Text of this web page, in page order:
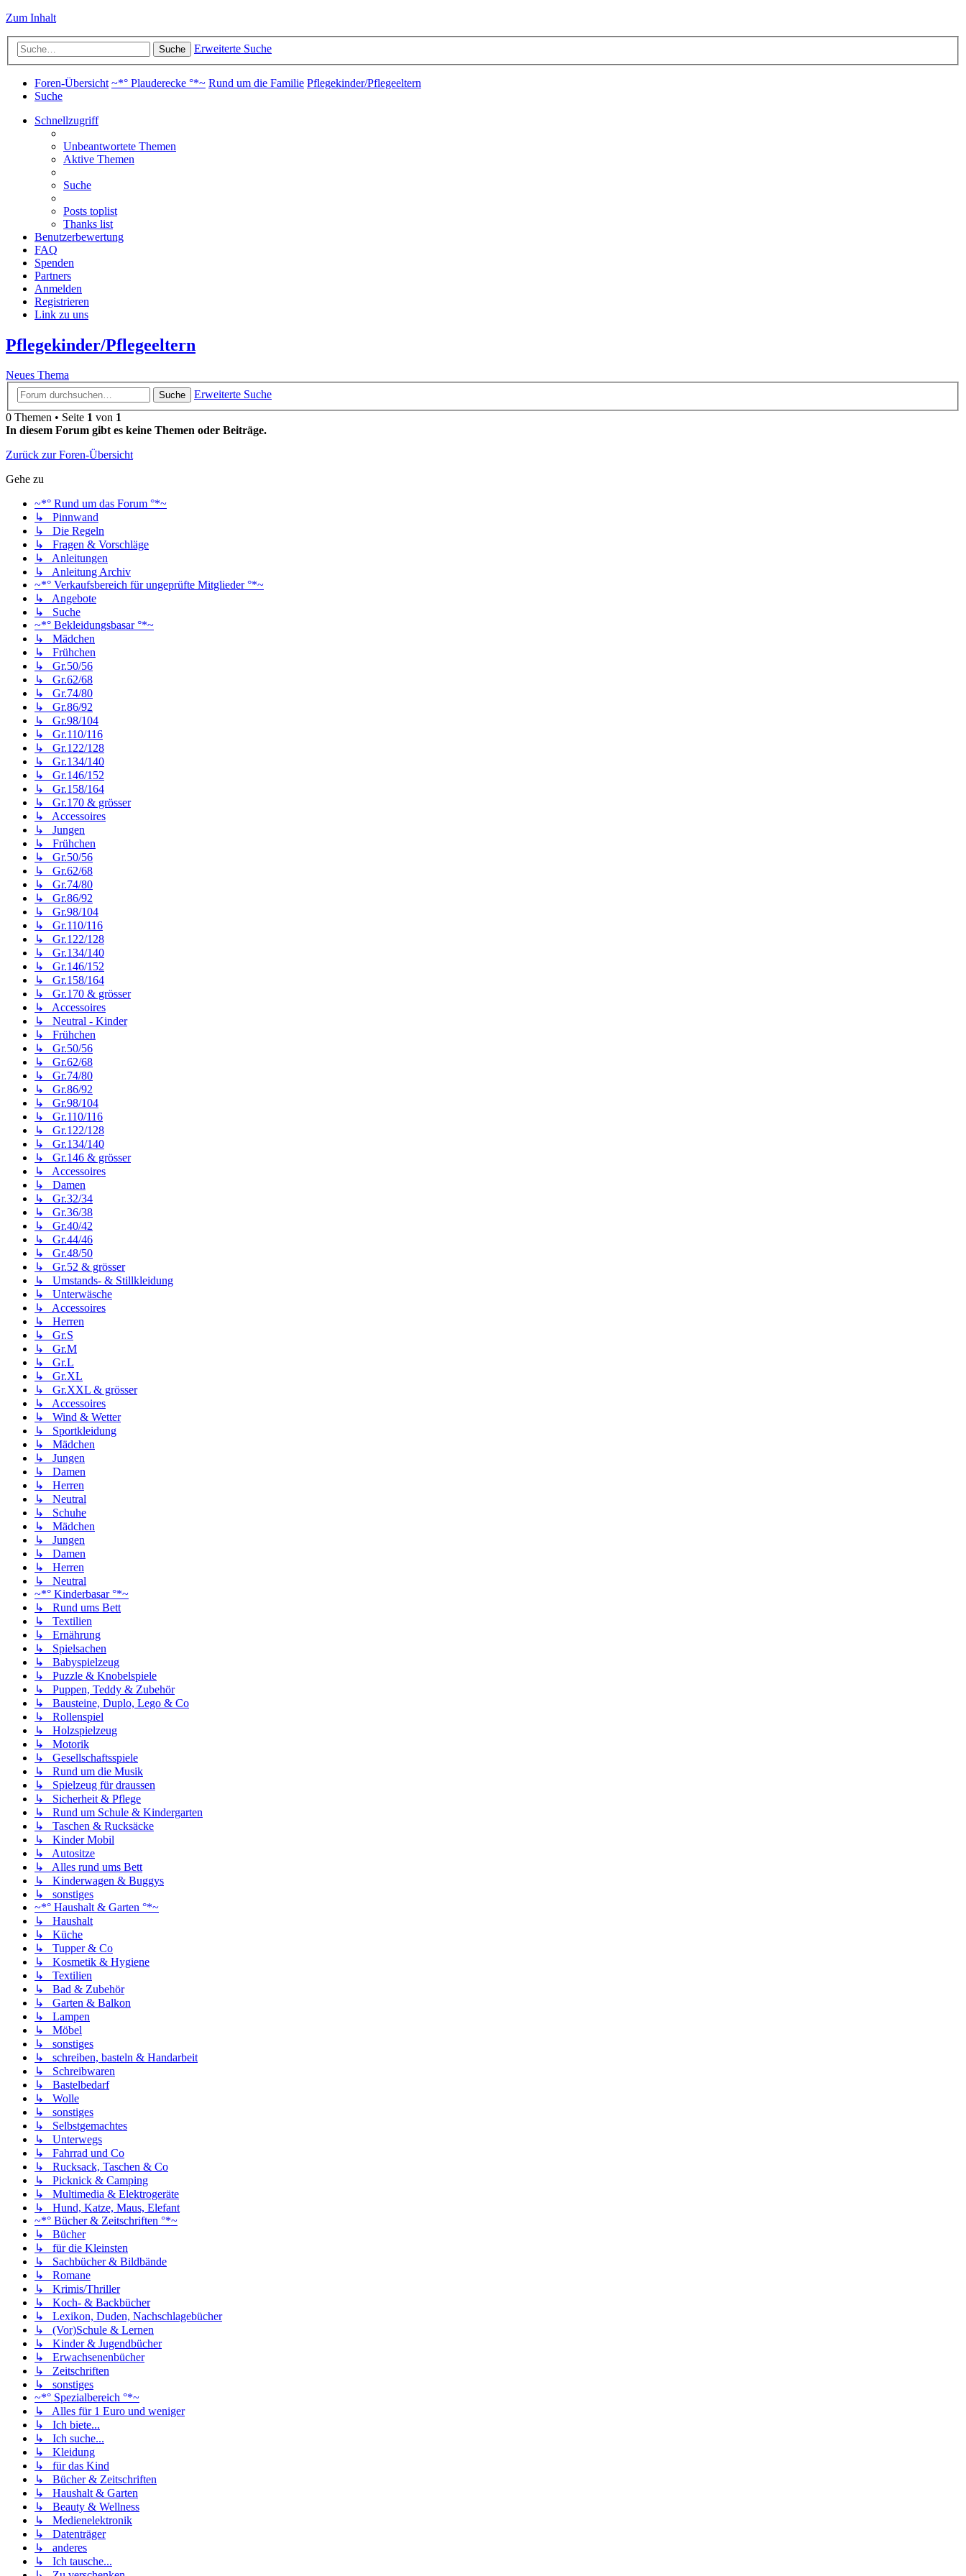
Zum Inhalt
Suche Erweiterte Suche
Foren-Übersicht ~*° Plauderecke °*~ Rund um die Familie Pflegekinder/Pflegeeltern
Suche
Schnellzugriff
Unbeantwortete Themen
Aktive Themen
Suche
Posts toplist
Thanks list
Benutzerbewertung
FAQ
Spenden
Partners
Anmelden
Registrieren
Link zu uns
Pflegekinder/Pflegeeltern
Neues Thema
Suche
Erweiterte Suche
0 Themen • Seite 1 von 1
In diesem Forum gibt es keine Themen oder Beiträge.
Zurück zur Foren-Übersicht
Gehe zu
~*° Rund um das Forum °*~
↳ Pinnwand
↳ Die Regeln
↳ Fragen & Vorschläge
↳ Anleitungen
↳ Anleitung Archiv
~*° Verkaufsbereich für ungeprüfte Mitglieder °*~
↳ Angebote
↳ Suche
~*° Bekleidungsbasar °*~
↳ Mädchen
↳ Frühchen
↳ Gr.50/56
↳ Gr.62/68
↳ Gr.74/80
↳ Gr.86/92
↳ Gr.98/104
↳ Gr.110/116
↳ Gr.122/128
↳ Gr.134/140
↳ Gr.146/152
↳ Gr.158/164
↳ Gr.170 & grösser
↳ Accessoires
↳ Jungen
↳ Frühchen
↳ Gr.50/56
↳ Gr.62/68
↳ Gr.74/80
↳ Gr.86/92
↳ Gr.98/104
↳ Gr.110/116
↳ Gr.122/128
↳ Gr.134/140
↳ Gr.146/152
↳ Gr.158/164
↳ Gr.170 & grösser
↳ Accessoires
↳ Neutral - Kinder
↳ Frühchen
↳ Gr.50/56
↳ Gr.62/68
↳ Gr.74/80
↳ Gr.86/92
↳ Gr.98/104
↳ Gr.110/116
↳ Gr.122/128
↳ Gr.134/140
↳ Gr.146 & grösser
↳ Accessoires
↳ Damen
↳ Gr.32/34
↳ Gr.36/38
↳ Gr.40/42
↳ Gr.44/46
↳ Gr.48/50
↳ Gr.52 & grösser
↳ Umstands- & Stillkleidung
↳ Unterwäsche
↳ Accessoires
↳ Herren
↳ Gr.S
↳ Gr.M
↳ Gr.L
↳ Gr.XL
↳ Gr.XXL & grösser
↳ Accessoires
↳ Wind & Wetter
↳ Sportkleidung
↳ Mädchen
↳ Jungen
↳ Damen
↳ Herren
↳ Neutral
↳ Schuhe
↳ Mädchen
↳ Jungen
↳ Damen
↳ Herren
↳ Neutral
~*° Kinderbasar °*~
↳ Rund ums Bett
↳ Textilien
↳ Ernährung
↳ Spielsachen
↳ Babyspielzeug
↳ Puzzle & Knobelspiele
↳ Puppen, Teddy & Zubehör
↳ Bausteine, Duplo, Lego & Co
↳ Rollenspiel
↳ Holzspielzeug
↳ Motorik
↳ Gesellschaftsspiele
↳ Rund um die Musik
↳ Spielzeug für draussen
↳ Sicherheit & Pflege
↳ Rund um Schule & Kindergarten
↳ Taschen & Rucksäcke
↳ Kinder Mobil
↳ Autositze
↳ Alles rund ums Bett
↳ Kinderwagen & Buggys
↳ sonstiges
~*° Haushalt & Garten °*~
↳ Haushalt
↳ Küche
↳ Tupper & Co
↳ Kosmetik & Hygiene
↳ Textilien
↳ Bad & Zubehör
↳ Garten & Balkon
↳ Lampen
↳ Möbel
↳ sonstiges
↳ schreiben, basteln & Handarbeit
↳ Schreibwaren
↳ Bastelbedarf
↳ Wolle
↳ sonstiges
↳ Selbstgemachtes
↳ Unterwegs
↳ Fahrrad und Co
↳ Rucksack, Taschen & Co
↳ Picknick & Camping
↳ Multimedia & Elektrogeräte
↳ Hund, Katze, Maus, Elefant
~*° Bücher & Zeitschriften °*~
↳ Bücher
↳ für die Kleinsten
↳ Sachbücher & Bildbände
↳ Romane
↳ Krimis/Thriller
↳ Koch- & Backbücher
↳ Lexikon, Duden, Nachschlagebücher
↳ (Vor)Schule & Lernen
↳ Kinder & Jugendbücher
↳ Erwachsenenbücher
↳ Zeitschriften
↳ sonstiges
~*° Spezialbereich °*~
↳ Alles für 1 Euro und weniger
↳ Ich biete...
↳ Ich suche...
↳ Kleidung
↳ für das Kind
↳ Bücher & Zeitschriften
↳ Haushalt & Garten
↳ Beauty & Wellness
↳ Medienelektronik
↳ Datenträger
↳ anderes
↳ Ich tausche...